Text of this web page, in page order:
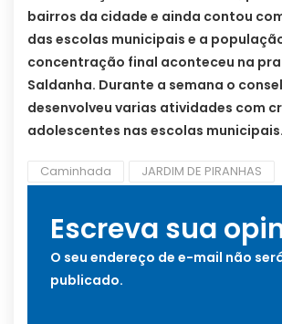
bairros da cidade e ainda contou
das escolas municipais e a
concentração final aconteceu na
Saldanha. Durante a semana o
desenvolveu varias atividades com
adolescentes nas escolas municipais.
Caminhada JARDIM DE PIRANHAS
Escreva sua
O seu endereço de e-mail não
publicado.